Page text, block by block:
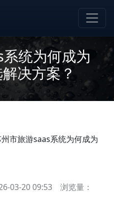
统为何成为
决方案？
市旅游saas系统为何成为
03-20 09:53
浏览量：